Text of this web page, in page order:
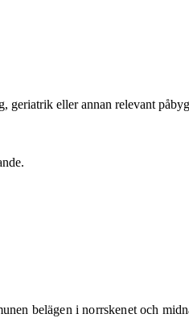
geriatrik eller annan relevant
belägen i norrskenet och